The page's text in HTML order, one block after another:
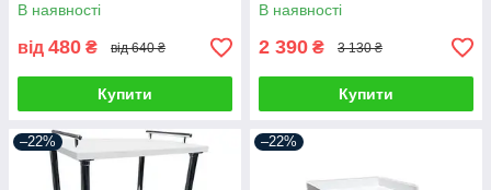
В наявності
від 480 ₴ від 640 ₴
Купити
В наявності
2 390 ₴ 3 130 ₴
Купити
–22% –22%